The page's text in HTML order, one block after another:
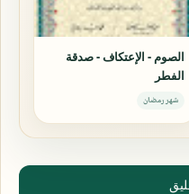
الصوم - الإعتكاف - صدقة
الفطر
شهر رمضان